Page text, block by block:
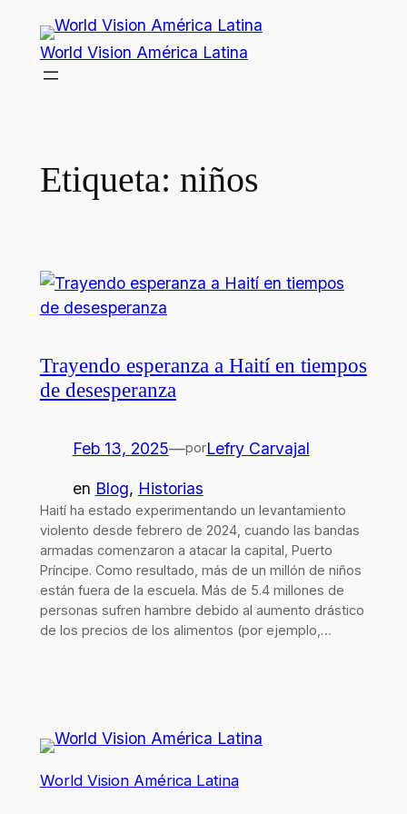
contenido
World Vision América Latina
Etiqueta: niños
Trayendo esperanza a Haití en tiempos
de desesperanza
Feb 13, 2025—porLefry Carvajal
en Blog, Historias
Haití ha estado experimentando un levantamiento
violento desde febrero de 2024, cuando las bandas
armadas comenzaron a atacar la capital, Puerto
Príncipe. Como resultado, más de un millón de niños
están fuera de la escuela. Más de 5.4 millones de
personas sufren hambre debido al aumento drástico
de los precios de los alimentos (por ejemplo,…
World Vision América Latina